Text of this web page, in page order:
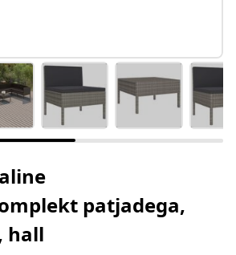
patjadega,
hall